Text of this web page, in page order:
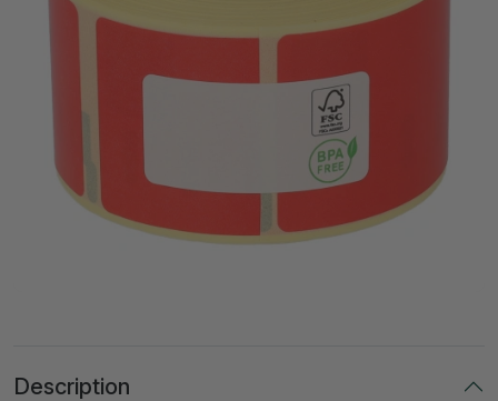
Description